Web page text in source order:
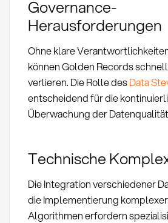
Governance-
Herausforderungen
Ohne klare
können Golden Records
verlieren. Die Rolle desData
entscheidend für die
Überwachung der
Technische
Die Integration verschiedener
die Implementierung
Algorithmen erfordern